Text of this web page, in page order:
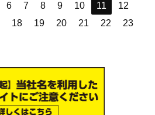
6 7 8 9 10 11
12
18 19 20 21 22
23